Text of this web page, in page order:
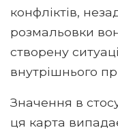
конфліктів,
розмальовки
створену
внутрішнього
Значення в
ця карта